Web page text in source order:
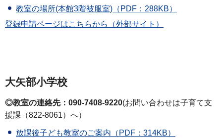
教室の場所(本館3階被服室)（PDF：288KB）
登録申請ページはこちらから（外部サイト）
大矢部小学校
◎教室の連絡先：090-7408-9220(お問い合わせは子育て支
援課（822-8061）へ）
放課後子ども教室のご案内（PDF：314KB）